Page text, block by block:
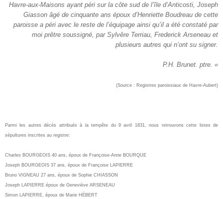
Havre-aux-Maisons ayant péri sur la côte sud de l’île d’Anticosti, Joseph
Giasson âgé de cinquante ans époux d’Henriette Boudreau de cette
paroisse a péri avec le reste de l’équipage ainsi qu’il a été constaté par
moi prêtre soussigné, par Sylvêre Terriau, Frederick Arseneau et
plusieurs autres qui n’ont su signer.
P.H. Brunet. ptre. «
(Source : Registres paroissiaux de Havre-Aubert)
Parmi les autres décès attribués à la tempête du 9 avril 1831, nous retrouvons cette listes de
sépultures inscrites au registre:
Charles BOURGEOIS 40 ans, époux de Françoise-Anne BOURQUE
Joseph BOURGEOIS 37 ans, époux de Françoise LAPIERRE
Bruno VIGNEAU 27 ans, époux de Sophie CHIASSON
Joseph LAPIERRE époux de Geneviève ARSENEAU
Simon LAPIERRE, époux de Marie HÉBERT